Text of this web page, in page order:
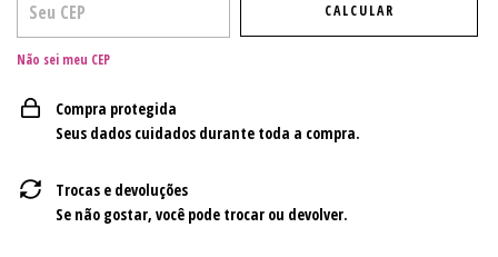
CALCULAR
Não sei meu CEP
Compra protegida
Seus dados cuidados durante toda a compra.
Trocas e devoluções
Se não gostar, você pode trocar ou devolver.